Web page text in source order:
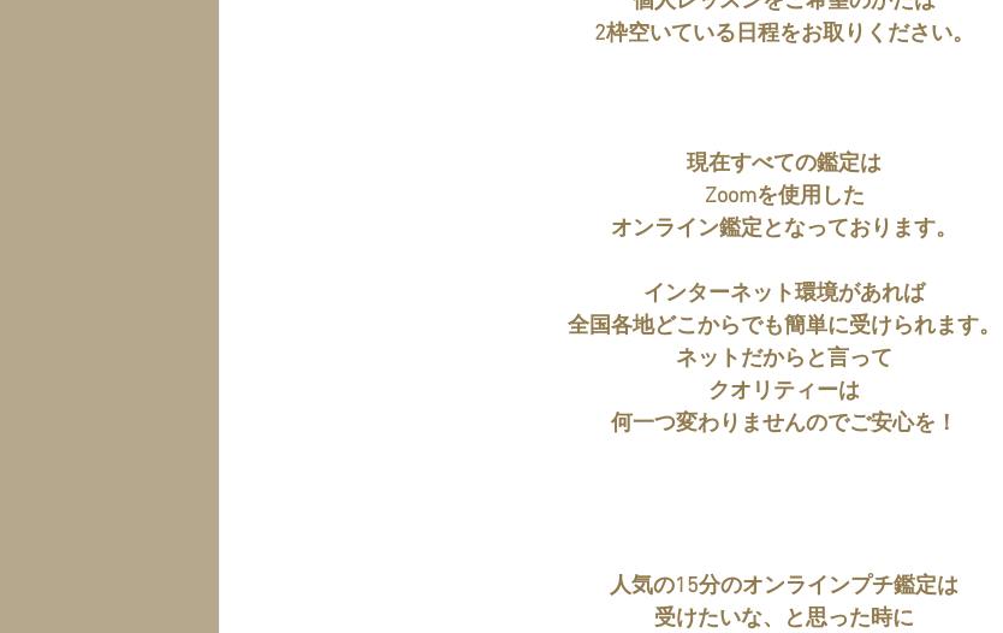
2枠空いている日程をお取りください。
現在すべての鑑定は
Zoomを使用した
オンライン鑑定となっております。
インターネット環境があれば
全国各地どこからでも簡単に受けられます。
ネットだからと言って
クオリティーは
何一つ変わりませんのでご安心を！
人気の15分のオンラインプチ鑑定は
受けたいな、と思った時に